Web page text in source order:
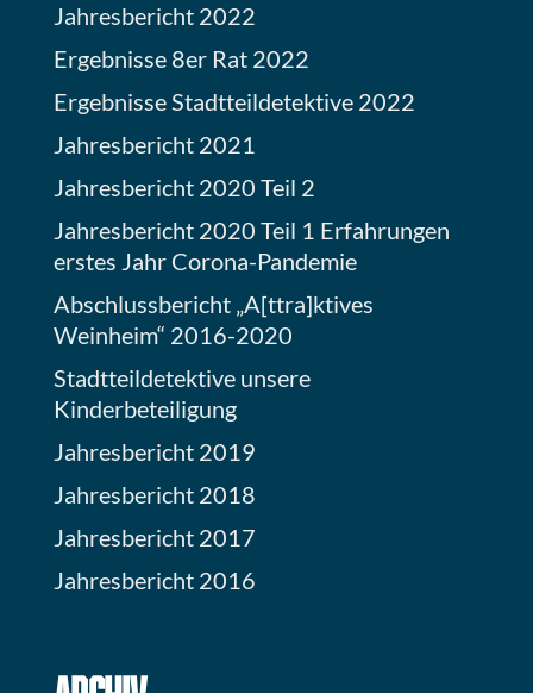
Jahresbericht 2022
Ergebnisse 8er Rat 2022
Ergebnisse Stadtteildetektive 2022
Jahresbericht 2021
Jahresbericht 2020 Teil 2
Jahresbericht 2020 Teil 1 Erfahrungen
erstes Jahr Corona-Pandemie
Abschlussbericht „A[ttra]ktives
Weinheim“ 2016-2020
Stadtteildetektive unsere
Kinderbeteiligung
Jahresbericht 2019
Jahresbericht 2018
Jahresbericht 2017
Jahresbericht 2016